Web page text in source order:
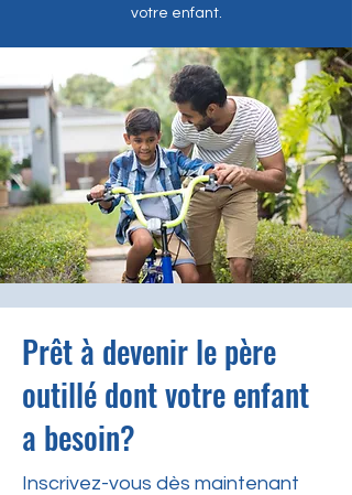
votre enfant.
Prêt à devenir le père
outillé dont votre enfant
a besoin?
Inscrivez-vous dès maintenant